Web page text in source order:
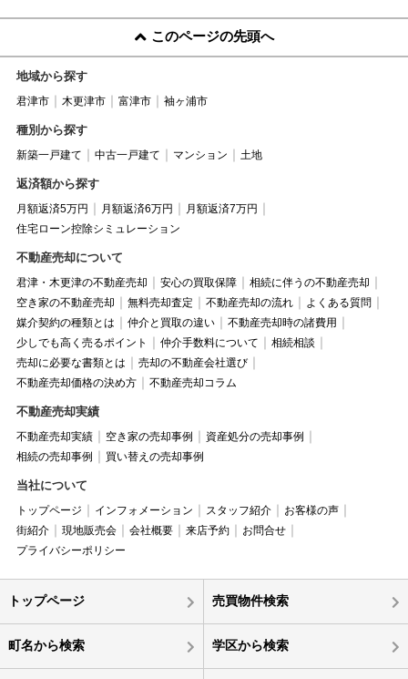
このページの先頭へ
地域から探す
君津市 木更津市 富津市 袖ヶ浦市
種別から探す
新築一戸建て 中古一戸建て マンション 土地
返済額から探す
月額返済5万円 月額返済6万円
月額返済7万円
住宅ローン控除シミュレーション
不動産売却について
君津・木更津の不動産売却 安心の買取保障
相続に伴うの不動産売却
空き家の不動産売却
無料売却査定 不動産売却の流れ
よくある質問
媒介契約の種類とは
仲介と買取の違い
不動産売却時の諸費用
少しでも高く売るポイント
仲介手数料について
相続相談
売却に必要な書類とは
売却の不動産会社選び
不動産売却価格の決め方
不動産売却コラム
不動産売却実績
不動産売却実績 空き家の売却事例
資産処分の売却事例
相続の売却事例
買い替えの売却事例
当社について
トップページ インフォメーション スタッフ紹介
お客様の声
街紹介
現地販売会 会社概要 来店予約
お問合せ
プライバシーポリシー
トップページ 売買物件検索
町名から検索 学区から検索